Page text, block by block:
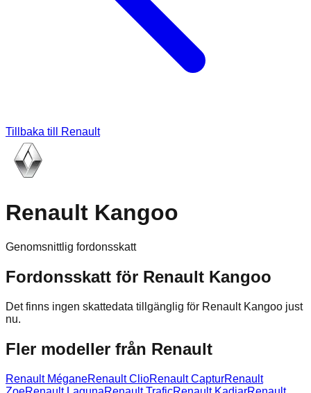
Tillbaka till Renault
Renault Kangoo
Genomsnittlig fordonsskatt
Fordonsskatt för Renault Kangoo
Det finns ingen skattedata tillgänglig för Renault Kangoo just
nu.
Fler modeller från Renault
Renault MéganeRenault ClioRenault CapturRenault